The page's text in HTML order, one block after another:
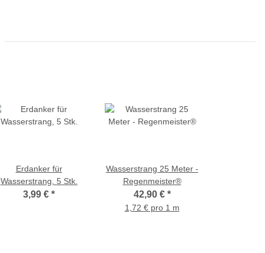
Erdanker für
Wasserstrang, 5 Stk.
3,99 € *
Wasserstrang 25 Meter -
Regenmeister®
42,90 € *
1,72 € pro 1 m